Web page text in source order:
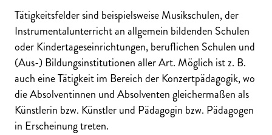
Tätigkeitsfelder sind beispielsweiseMusikschulen, der
Instrumentalunterricht an allgemein bildenden Schulen
oder Kindertageseinrichtungen, beruflichen Schulen und
(Aus-) Bildungsinstitutionen aller Art. Möglich ist z. B.
auch eine Tätigkeit im Bereich der Konzertpädagogik, wo
die Absolventinnen und Absolventen gleichermaßen als
Künstlerin bzw. Künstler und Pädagogin bzw. Pädagogen
in Erscheinung treten.